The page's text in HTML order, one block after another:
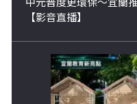
中元普度更環保～宜蘭
【影音直播】